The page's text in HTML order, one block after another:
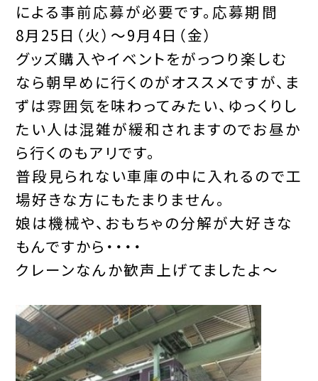
による事前応募が必要です。応募期間
8月25日（火）～9月4日（金）
グッズ購入やイベントをがっつり楽しむ
なら朝早めに行くのがオススメですが、ま
ずは雰囲気を味わってみたい、ゆっくりし
たい人は混雑が緩和されますのでお昼か
ら行くのもアリです。
普段見られない車庫の中に入れるので工
場好きな方にもたまりません。
娘は機械や、おもちゃの分解が大好きな
もんですから・・・・
クレーンなんか歓声上げてましたよ～